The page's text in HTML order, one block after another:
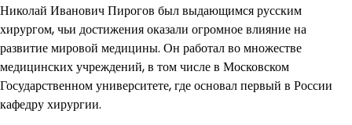
Николай Иванович Пирогов был выдающимся русским
хирургом, чьи достижения оказали огромное влияние на
развитие мировой медицины. Он работал во множестве
медицинских учреждений, в том числе в Московском
Государственном университете, где основал первый в России
кафедру хирургии.